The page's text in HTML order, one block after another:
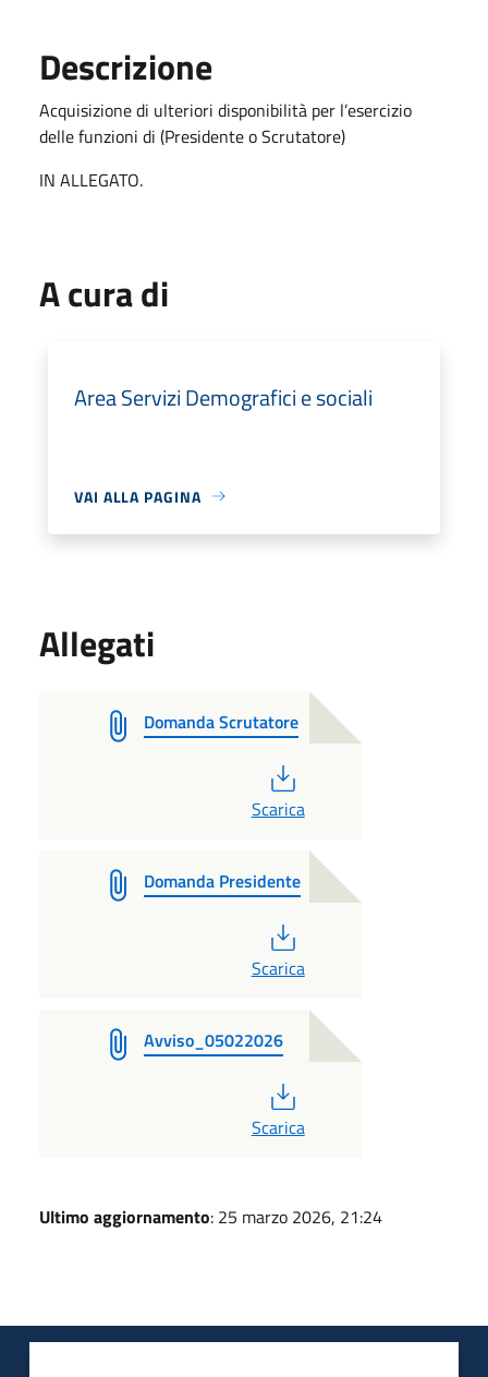
Descrizione
Acquisizione di ulteriori disponibilità per l’esercizio
delle funzioni di (Presidente o Scrutatore)
IN ALLEGATO.
A cura di
Area Servizi Demografici e sociali
VAI ALLA PAGINA
Allegati
Domanda Scrutatore
Scarica
Domanda Presidente
Scarica
Avviso_05022026
Scarica
Ultimo aggiornamento: 25 marzo 2026, 21:24